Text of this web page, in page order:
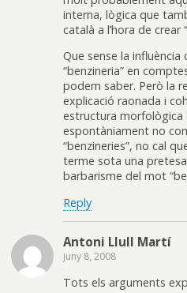
interna, lògica que
català a l’hora de crear
Que sense la
“benzineria” en
podem saber. Però la
explicació raonada i
estructura morfològica
espontàniament no
“benzineries”, no cal
terme sota una
barbarisme del mot
Reply
Antoni Llull Martí
juny 8, 2008
Tots els arguments